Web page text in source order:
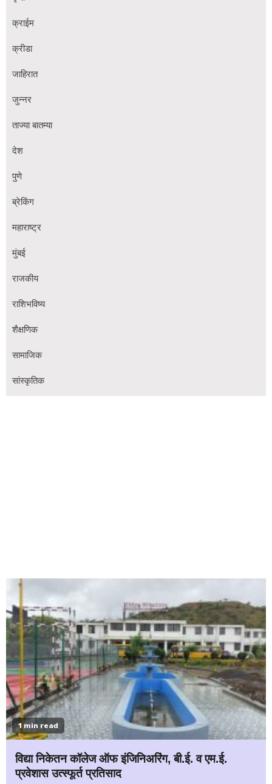
क्राईम
क्रीडा
जाहिरात
जुन्नर
ताज्या बातम्या
देश
पुणे
ब्रेकिंग
महाराष्ट्र
मुंबई
राजकीय
राशिभविष्य
शैक्षणिक
सामाजिक
सांस्कृतिक
1 min read
विद्या निकेतन कॉलेज ऑफ इंजिनिअरिंग, बी.ई. व एम.ई.
प्रवेशास उत्स्फूर्त प्रतिसाद